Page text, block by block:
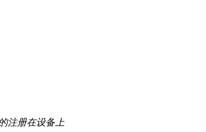
注册在设备上